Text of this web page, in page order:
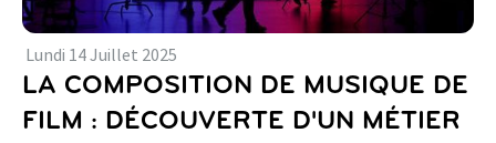
Lundi 14Juillet 2025
LA COMPOSITION DE MUSIQUE DE
FILM : DÉCOUVERTE D'UN MÉTIER